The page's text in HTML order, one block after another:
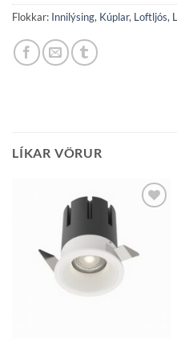
Flokkar: Innilýsing, Kúplar, Loftljós,
LÍKAR VÖRUR